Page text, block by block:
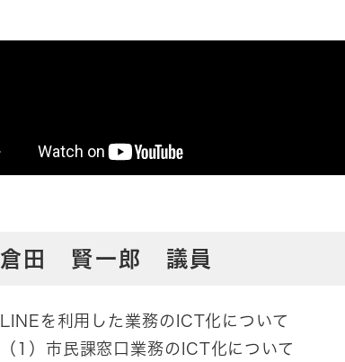
倉田 賢一郎 議員
LINEを利用した業務のICT化について
（1）市民課窓口業務のICT化について